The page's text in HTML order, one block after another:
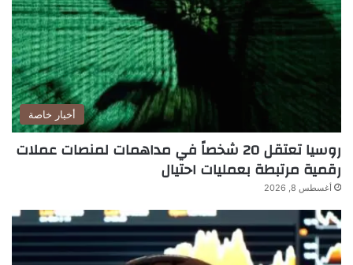
أخبار خاصة
روسيا تعتقل 20 شخصاً في مداهمات لمنصات عملات
رقمية مرتبطة بعمليات احتيال
أغسطس 8, 2026